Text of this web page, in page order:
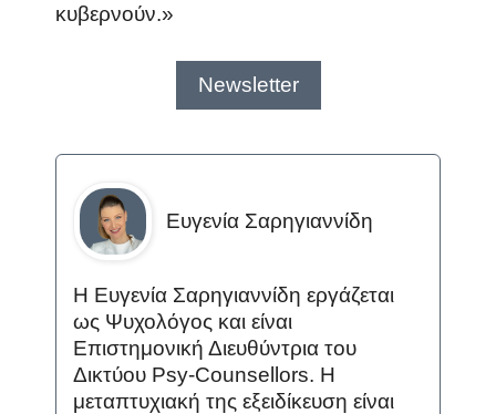
κυβερνούν.»
Newsletter
Ευγενία Σαρηγιαννίδη
Η Ευγενία Σαρηγιαννίδη εργάζεται
ως Ψυχολόγος και είναι
Επιστημονική Διευθύντρια του
Δικτύου Psy-Counsellors. Η
μεταπτυχιακή της εξειδίκευση είναι